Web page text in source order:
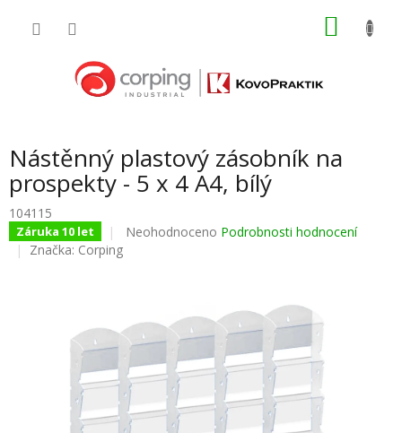
Nástěnný plastový zásobník na
prospekty - 5 x 4 A4, bílý
104115
Záruka 10 let
Průměrné
5
hvězdiček.
Neohodnoceno Podrobnosti hodnocení
Značka: Corping